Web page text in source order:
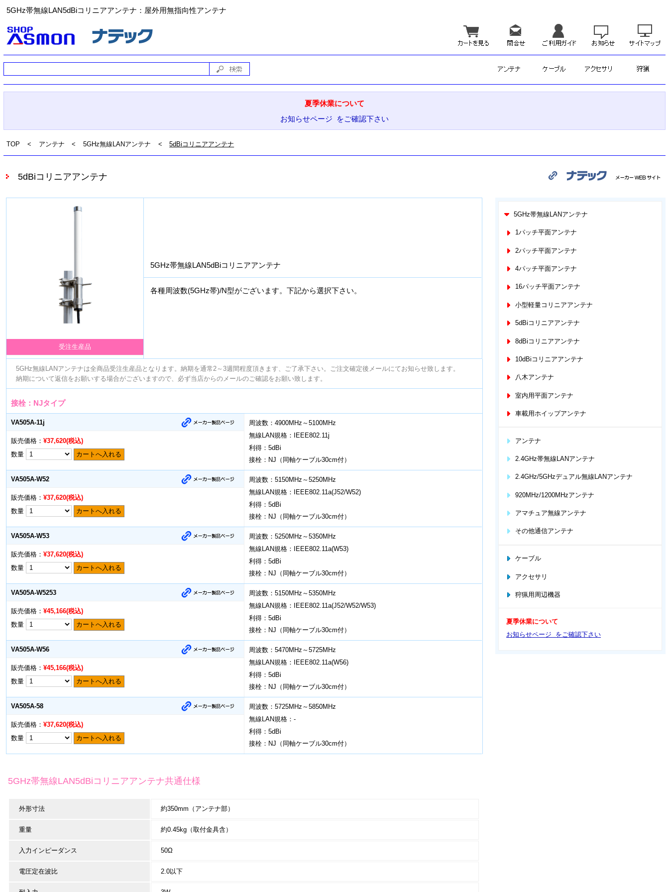
5GHz帯無線LAN5dBiコリニアアンテナ ：屋外用無指向性アンテナ
夏季休業について
お知らせページ をご確認下さい
TOP < アンテナ < 5GHz無線LANアンテナ < 5dBiコリニアアンテナ
5dBiコリニアアンテナ
受注生産品
5GHz帯無線LAN5dBiコリニアアンテナ
各種周波数(5GHz帯)/N型がございます。下記から選択下さい。
5GHz無線LANアンテナは全商品受注生産品となります。納期を通常2～3週間程度頂きます、ご了承下さい。ご注文確定後メールにてお知らせ致します。
納期について返信をお願いする場合がございますので、必ず当店からのメールのご確認をお願い致します。
接栓：NJタイプ
VA505A-11j
販売価格：¥37,620(税込)
数量
カートへ入れる
周波数：4900MHz～5100MHz
無線LAN規格：IEEE802.11j
利得：5dBi
接栓：NJ（同軸ケーブル30cm付）
VA505A-W52
販売価格：¥37,620(税込)
数量
カートへ入れる
周波数：5150MHz～5250MHz
無線LAN規格：IEEE802.11a(J52/W52)
利得：5dBi
接栓：NJ（同軸ケーブル30cm付）
VA505A-W53
販売価格：¥37,620(税込)
数量
カートへ入れる
周波数：5250MHz～5350MHz
無線LAN規格：IEEE802.11a(W53)
利得：5dBi
接栓：NJ（同軸ケーブル30cm付）
VA505A-W5253
販売価格：¥45,166(税込)
数量
カートへ入れる
周波数：5150MHz～5350MHz
無線LAN規格：IEEE802.11a(J52/W52/W53)
利得：5dBi
接栓：NJ（同軸ケーブル30cm付）
VA505A-W56
販売価格：¥45,166(税込)
数量
カートへ入れる
周波数：5470MHz～5725MHz
無線LAN規格：IEEE802.11a(W56)
利得：5dBi
接栓：NJ（同軸ケーブル30cm付）
VA505A-58
販売価格：¥37,620(税込)
数量
カートへ入れる
周波数：5725MHz～5850MHz
無線LAN規格：-
利得：5dBi
接栓：NJ（同軸ケーブル30cm付）
5GHz帯無線LAN5dBiコリニアアンテナ共通仕様
外形寸法 約350mm（アンテナ部）
重量 約0.45kg（取付金具含）
入力インピーダンス 50Ω
電圧定在波比 2.0以下
5GHz帯無線LANアンテナ
1パッチ平面アンテナ
2パッチ平面アンテナ
4パッチ平面アンテナ
16パッチ平面アンテナ
小型軽量コリニアアンテナ
5dBiコリニアアンテナ
8dBiコリニアアンテナ
10dBiコリニアアンテナ
八木アンテナ
室内用平面アンテナ
車載用ホイップアンテナ
アンテナ
2.4GHz帯無線LANアンテナ
2.4GHz/5GHzデュアル無線LANアンテナ
920MHz/1200MHzアンテナ
アマチュア無線アンテナ
その他通信アンテナ
ケーブル
アクセサリ
狩猟用周辺機器
夏季休業について
お知らせページ をご確認下さい